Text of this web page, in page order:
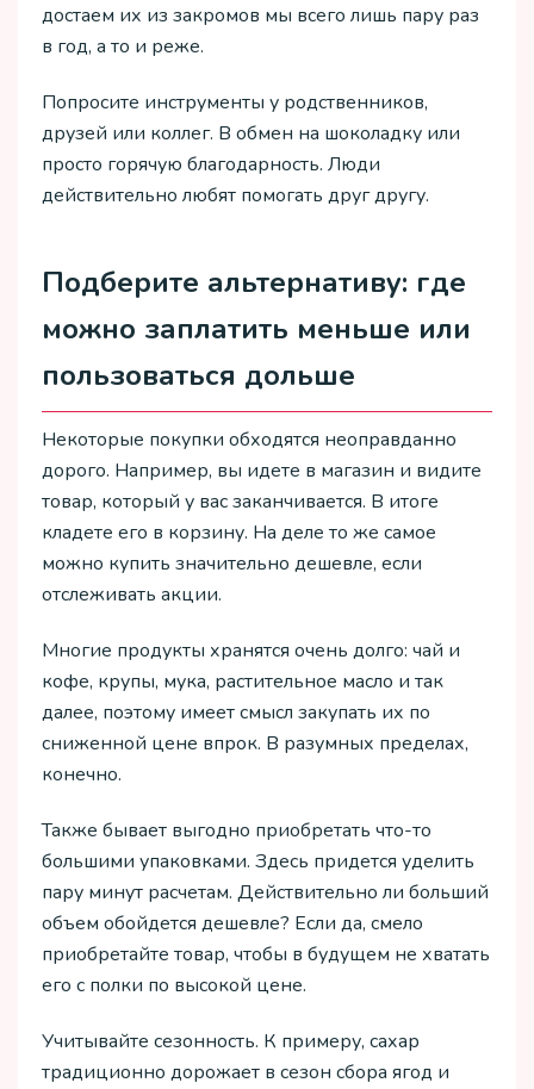
достаем их из закромов мы всего лишь пару раз
в год, а то и реже.
Попросите инструменты у родственников,
друзей или коллег. В обмен на шоколадку или
просто горячую благодарность. Люди
действительно любят помогать друг другу.
Подберите альтернативу: где
можно заплатить меньше или
пользоваться дольше
Некоторые покупки обходятся неоправданно
дорого. Например, вы идете в магазин и видите
товар, который у вас заканчивается. В итоге
кладете его в корзину. На деле то же самое
можно купить значительно дешевле, если
отслеживать акции.
Многие продукты хранятся очень долго: чай и
кофе, крупы, мука, растительное масло и так
далее, поэтому имеет смысл закупать их по
сниженной цене впрок. В разумных пределах,
конечно.
Также бывает выгодно приобретать что-то
большими упаковками. Здесь придется уделить
пару минут расчетам. Действительно ли больший
объем обойдется дешевле? Если да, смело
приобретайте товар, чтобы в будущем не хватать
его с полки по высокой цене.
Учитывайте сезонность. К примеру, сахар
традиционно дорожает в сезон сбора ягод и